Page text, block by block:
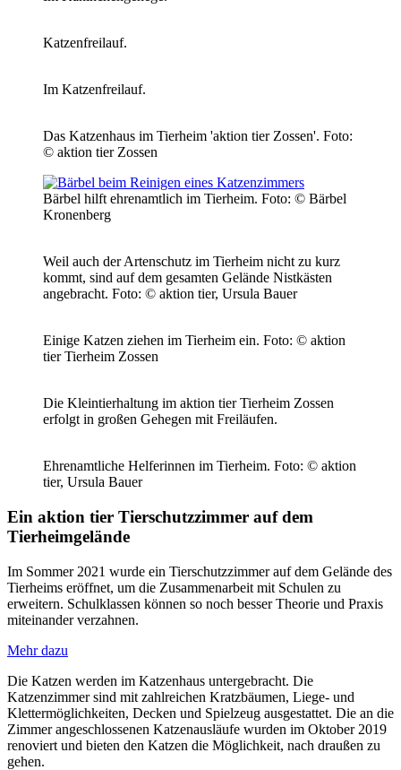
Katzenfreilauf.
Im Katzenfreilauf.
Das Katzenhaus im Tierheim 'aktion tier Zossen'. Foto:
© aktion tier Zossen
Bärbel hilft ehrenamtlich im Tierheim. Foto: © Bärbel
Kronenberg
Weil auch der Artenschutz im Tierheim nicht zu kurz
kommt, sind auf dem gesamten Gelände Nistkästen
angebracht. Foto: © aktion tier, Ursula Bauer
Einige Katzen ziehen im Tierheim ein. Foto: © aktion
tier Tierheim Zossen
Die Kleintierhaltung im aktion tier Tierheim Zossen
erfolgt in großen Gehegen mit Freiläufen.
Ehrenamtliche Helferinnen im Tierheim. Foto: © aktion
tier, Ursula Bauer
Ein aktion tier Tierschutzzimmer auf dem
Tierheimgelände
Im Sommer 2021 wurde ein Tierschutzzimmer auf dem Gelände des
Tierheims eröffnet, um die Zusammenarbeit mit Schulen zu
erweitern. Schulklassen können so noch besser Theorie und Praxis
miteinander verzahnen.
Mehr dazu
Die Katzen werden im Katzenhaus untergebracht. Die
Katzenzimmer sind mit zahlreichen Kratzbäumen, Liege- und
Klettermöglichkeiten, Decken und Spielzeug ausgestattet. Die an die
Zimmer angeschlossenen Katzenausläufe wurden im Oktober 2019
renoviert und bieten den Katzen die Möglichkeit, nach draußen zu
gehen.